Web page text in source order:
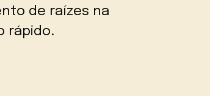
de raízes na
rápido.